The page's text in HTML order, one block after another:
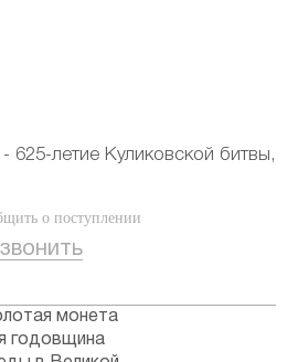
625-летие Куликовской битвы,
о поступлении